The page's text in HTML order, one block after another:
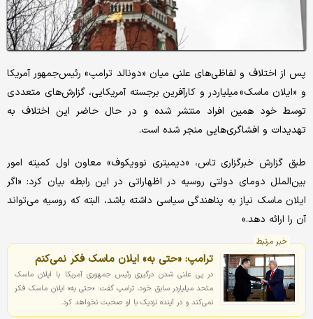
پس از اختلاف و لفاظی‌های علنی میان «دونالد ترامپ» رئیس‌جمهور آمریکا
و «ایلان ماسک» میلیاردر و کارآفرین برجسته آمریکایی، گزارش‌های متعددی
توسط خود همین افراد منتشر شده و در حال حاضر این اختلاف به
تهدیدات و افشاگری‌هایی منجر شده است.
طبق گزارش خبرگزاری تاس، «دیمیتری نوویکوف» معاون اول کمیته امور
بین‌الملل دومای دولتی روسیه در اظهاراتی در این رابطه بیان کرد: «اگر
ایلان ماسک نیاز به پناهندگی سیاسی داشته باشد، البته که روسیه می‌تواند
آن را ارائه دهد.»
خبر مرتبط
ترامپ: «حتی به» ایلان ماسک فکر نمی‌کنم
در پی علنی شدن درگیری رئیس جمهوری آمریکا با ایلان ماسک
متحد میلیاردر سابق خود، ترامپ گفت: «حتی به» ایلان ماسک فکر
نمی‌کند و در آینده نزدیک با او صحبت نخواهد کرد.